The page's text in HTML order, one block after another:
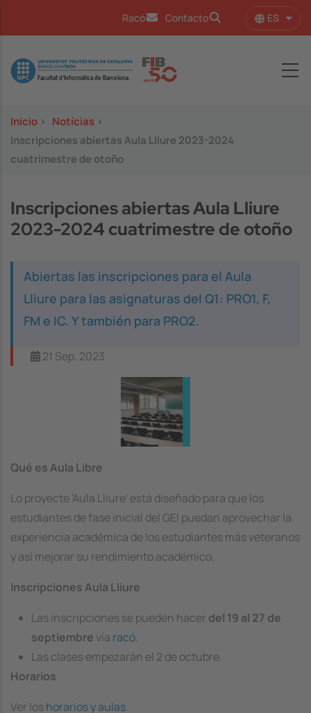
Racó Contacto ES
Image
Inicio > Notícias >
Inscripciones abiertas Aula Lliure 2023-2024
cuatrimestre de otoño
Inscripciones abiertas Aula Lliure
2023-2024 cuatrimestre de otoño
Abiertas las inscripciones para el Aula
Lliure para las asignaturas del Q1: PRO1, F,
FM e IC. Y también para PRO2.
21 Sep, 2023
Qué es Aula Libre
Lo proyecte 'Aula Lliure' está diseñado para que los
estudiantes de fase inicial del GEI puedan aprovechar la
experiencia académica de los estudiantes más veteranos
y así mejorar su rendimiento académico.
Inscripciones Aula Lliure
Las inscripciones se pueden hacer del 19 al 27 de
septiembre vía racó.
Las clases empezarán el 2 de octubre.
Horarios
Ver loshorarios y aulas.